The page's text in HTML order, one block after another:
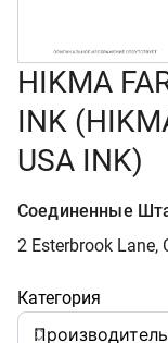
HIKMA
INK
USA INK)
Соединенные
2 Esterbrook Lane,
Категория